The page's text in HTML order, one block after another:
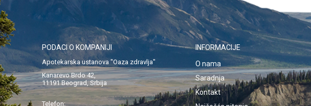
PODACI O KOMPANIJI
Apotekarska ustanova "Oaza zdravlja"
Kanarevo Brdo 42,
11191 Beograd, Srbija
Telefon:
INFORMACIJE
O nama
Saradnja
Kontakt